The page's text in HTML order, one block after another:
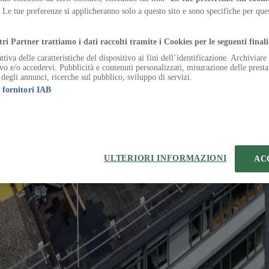
into a museum shaped by the logic of its existing structure
architectural devices for tourism, public space and climate
ROBERTO BRACCO, 6, 20159, MILANO - ITALY
2110 154 - REA di Milano 116 978 6
Le tue preferenze si applicheranno solo a questo sito e sono specifiche per
Partner trattiamo i dati raccolti tramite i Cookies per le seguenti
delle caratteristiche del dispositivo ai fini dell’identificazione.
e/o accedervi. Pubblicità e contenuti personalizzati, misurazione delle
annunci, ricerche sul pubblico, sviluppo di servizi.
fornitori IAB
ULTERIORI INFORMAZIONI